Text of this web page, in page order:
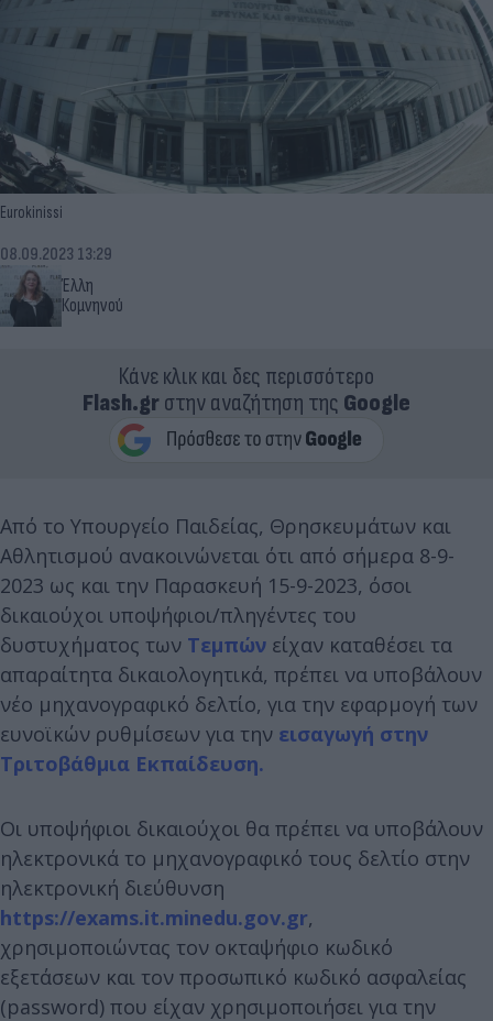
Eurokinissi
Έλλη
Κομνηνού
08.09.2023 13:29
Κάνε κλικ και δες περισσότερο
Flash.grστην αναζήτηση της Google
Από το Υπουργείο Παιδείας, Θρησκευμάτων και
Αθλητισμού ανακοινώνεται ότι από σήμερα 8-9-
2023 ως και την Παρασκευή 15-9-2023, όσοι
δικαιούχοι υποψήφιοι/πληγέντες του
δυστυχήματος των Τεμπών είχαν καταθέσει τα
απαραίτητα δικαιολογητικά, πρέπει να υποβάλουν
νέο μηχανογραφικό δελτίο, για την εφαρμογή των
ευνοϊκών ρυθμίσεων για την εισαγωγή στην
Τριτοβάθμια Εκπαίδευση.
Οι υποψήφιοι δικαιούχοι θα πρέπει να υποβάλουν
ηλεκτρονικά το μηχανογραφικό τους δελτίο στην
ηλεκτρονική διεύθυνση
https://exams.it.minedu.gov.gr,
χρησιμοποιώντας τον οκταψήφιο κωδικό
εξετάσεων και τον προσωπικό κωδικό ασφαλείας
(password) που είχαν χρησιμοποιήσει για την